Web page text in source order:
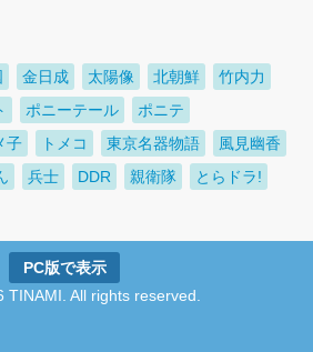
金日成 太陽像 北朝鮮
竹内力
ポニーテール
ポニテ
子 トメコ 東京名器物語
風見幽香
兵士 DDR 親衛隊
とらドラ!
PC版で表示
TINAMI. All rights reserved.